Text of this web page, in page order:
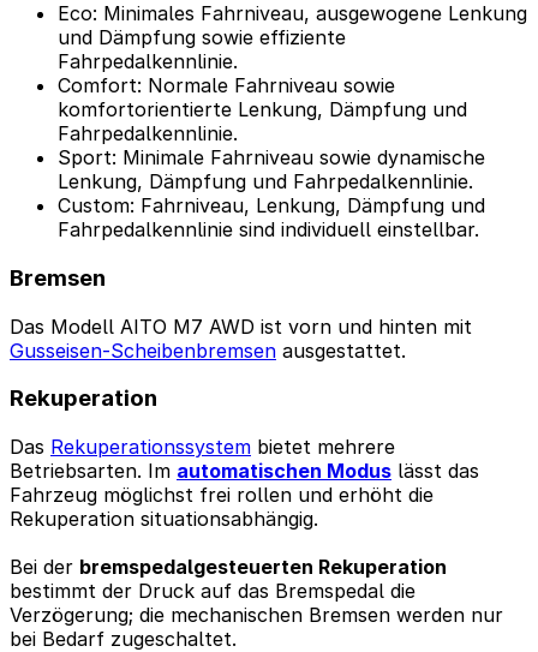
Eco: Minimales Fahrniveau, ausgewogene Lenkung
und Dämpfung sowie effiziente
Fahrpedalkennlinie.
Comfort: Normale Fahrniveau sowie
komfortorientierte Lenkung, Dämpfung und
Fahrpedalkennlinie.
Sport: Minimale Fahrniveau sowie dynamische
Lenkung, Dämpfung und Fahrpedalkennlinie.
Custom: Fahrniveau, Lenkung, Dämpfung und
Fahrpedalkennlinie sind individuell einstellbar.
Bremsen
Das Modell AITO M7 AWD ist vorn und hinten mit
Gusseisen-Scheibenbremsen ausgestattet.
Rekuperation
Das Rekuperationssystem bietet mehrere
Betriebsarten. Im automatischen Modus lässt das
Fahrzeug möglichst frei rollen und erhöht die
Rekuperation situationsabhängig.
Bei der bremspedalgesteuerten Rekuperation
bestimmt der Druck auf das Bremspedal die
Verzögerung; die mechanischen Bremsen werden nur
bei Bedarf zugeschaltet.